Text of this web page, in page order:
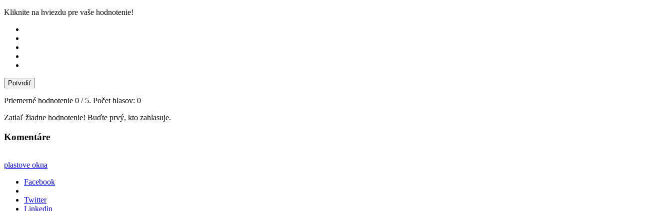
Kliknite na hviezdu pre vaše hodnotenie!
Potvrdiť
Priemerné hodnotenie 0 / 5. Počet hlasov: 0
Zatiaľ žiadne hodnotenie! Buďte prvý, kto zahlasuje.
Komentáre
plastove okna
Facebook
Twitter
Linkedin